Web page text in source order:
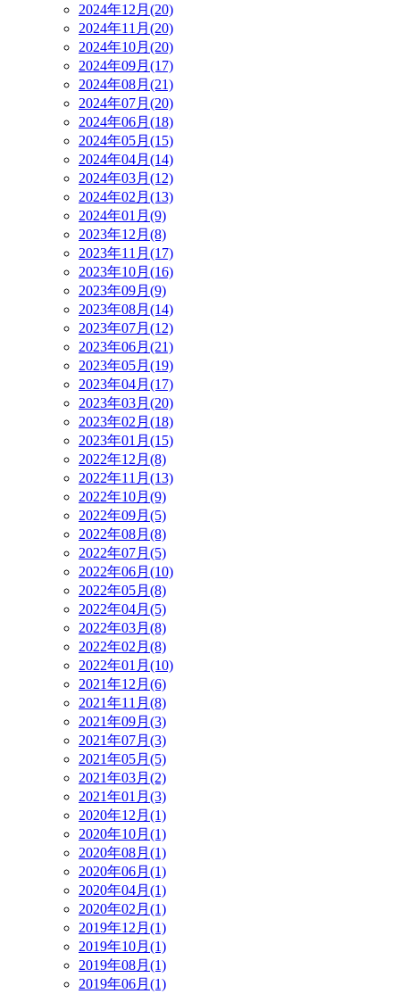
2024年12月(20)
2024年11月(20)
2024年10月(20)
2024年09月(17)
2024年08月(21)
2024年07月(20)
2024年06月(18)
2024年05月(15)
2024年04月(14)
2024年03月(12)
2024年02月(13)
2024年01月(9)
2023年12月(8)
2023年11月(17)
2023年10月(16)
2023年09月(9)
2023年08月(14)
2023年07月(12)
2023年06月(21)
2023年05月(19)
2023年04月(17)
2023年03月(20)
2023年02月(18)
2023年01月(15)
2022年12月(8)
2022年11月(13)
2022年10月(9)
2022年09月(5)
2022年08月(8)
2022年07月(5)
2022年06月(10)
2022年05月(8)
2022年04月(5)
2022年03月(8)
2022年02月(8)
2022年01月(10)
2021年12月(6)
2021年11月(8)
2021年09月(3)
2021年07月(3)
2021年05月(5)
2021年03月(2)
2021年01月(3)
2020年12月(1)
2020年10月(1)
2020年08月(1)
2020年06月(1)
2020年04月(1)
2020年02月(1)
2019年12月(1)
2019年10月(1)
2019年08月(1)
2019年06月(1)